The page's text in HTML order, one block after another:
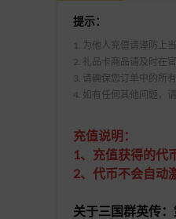
提示：
1. 为他人充值请谨防上当
2. 礼品卡商品请及时在
3. 请确保您订单中的所
4. 如有任何其他问题，
充值说明：
1、充值获得的代
2、代币不会自动
关于三国群英传